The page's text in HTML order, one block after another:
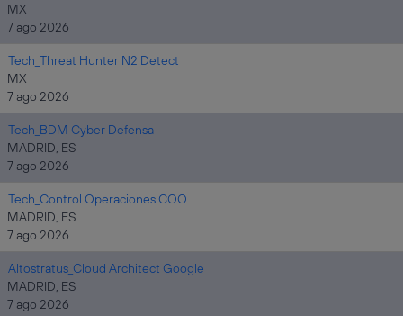
MX
7 ago 2026
Tech_Threat Hunter N2 Detect
MX
7 ago 2026
Tech_BDM Cyber Defensa
MADRID, ES
7 ago 2026
Tech_Control Operaciones COO
MADRID, ES
7 ago 2026
Altostratus_Cloud Architect Google
MADRID, ES
7 ago 2026